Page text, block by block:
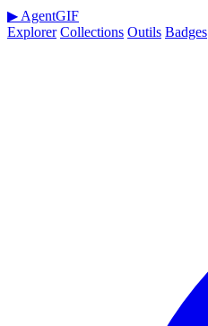
▶ AgentGIF
Explorer Collections Outils Badges